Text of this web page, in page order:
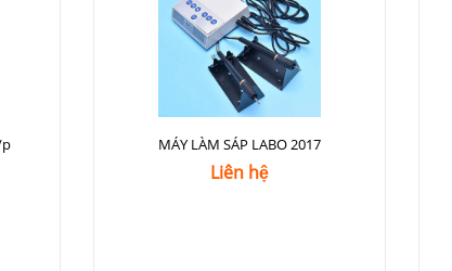
p MÁY LÀM SÁP LABO 2017
Liên hệ